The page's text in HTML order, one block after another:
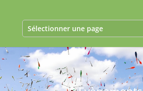
Sélectionner une page